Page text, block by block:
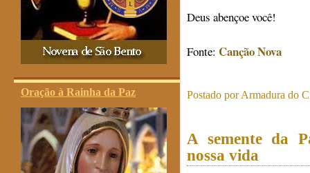
Oração à Rainha da Paz
Deus abençoe você!
Fonte: Canção Nova
Postado porArmadura do
A semente da
nossa vida